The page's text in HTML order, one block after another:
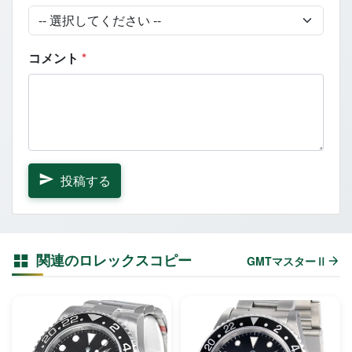
コメント *
投稿する
関連のロレックスコピー GMTマスターⅡ